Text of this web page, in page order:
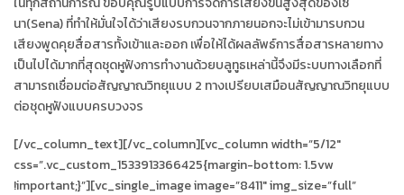
นา(Sena) ที่ทำให้มั่นใจได้ว่าเสียงรบกวนจากภายนอกจะไม่เข้ามารบกวน
เสียงพูดคุยสื่อสารทั้งเข้าและออก เพื่อให้ได้ผลลัพธ์การสื่อสารหลายทาง
เป็นไปได้มากที่สุดชุดหูฟังการทำงานด้วยบลูทูธเหล่านี้จึงมีระบบทางเลือกที่
สามารถเชื่อมต่อสัญญาณวิทยุแบบ 2 ทางเปรียบเสมือนสัญญาณวิทยุแบบ
ต่อชุดหูฟังแบบครบวงจร
[/vc_column_text][/vc_column][vc_column width=”5/12″
css=”.vc_custom_1533913366425{margin-bottom: 1.5vw
!important;}”][vc_single_image image=”8411″ img_size=”full”